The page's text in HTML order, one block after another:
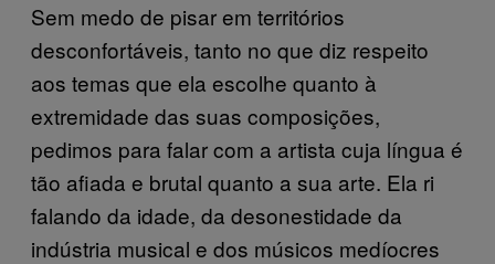
Sem medo de pisar em territórios
desconfortáveis, tanto no que diz respeito
aos temas que ela escolhe quanto à
extremidade das suas composições,
pedimos para falar com a artista cuja língua é
tão afiada e brutal quanto a sua arte. Ela ri
falando da idade, da desonestidade da
indústria musical e dos músicos medíocres